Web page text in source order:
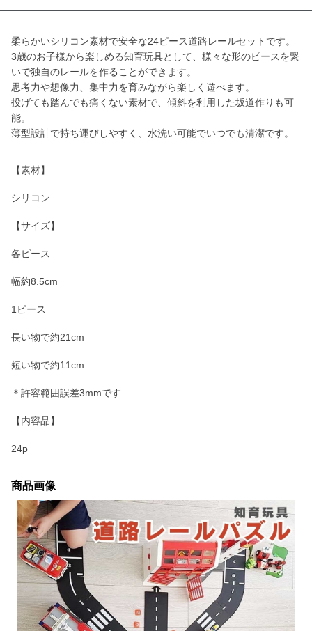
柔らかいシリコン素材で安全な24ピース道路レールセットです。
3歳のお子様から楽しめる知育玩具として、様々な形のピースを繋
いで独自のレールを作ることができます。
思考力や想像力、集中力を育みながら楽しく遊べます。
投げても踏んでも痛くない素材で、傾斜を利用した坂道作りも可
能。
薄型設計で持ち運びしやすく、水洗い可能でいつでも清潔です。
【素材】
シリコン
【サイズ】
各ピース
幅約8.5cm
1ピース
長い物で約21cm
短い物で約11cm
＊許容範囲誤差3mmです
【内容品】
24p
商品画像